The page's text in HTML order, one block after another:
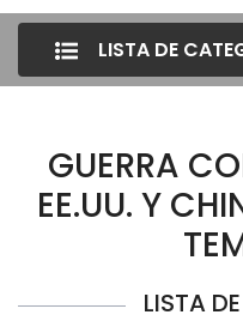
LISTA DE
GUERRA
EE.UU. Y
LISTA